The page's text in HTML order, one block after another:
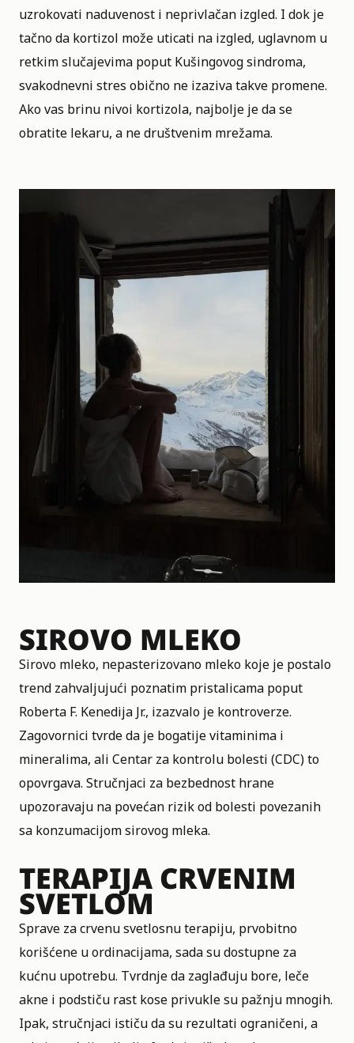
uzrokovati naduvenost i neprivlačan izgled. I dok je
tačno da kortizol može uticati na izgled, uglavnom u
retkim slučajevima poput Kušingovog sindroma,
svakodnevni stres obično ne izaziva takve promene.
Ako vas brinu nivoi kortizola, najbolje je da se
obratite lekaru, a ne društvenim mrežama.
SIROVO MLEKO
Sirovo mleko, nepasterizovano mleko koje je postalo
trend zahvaljujući poznatim pristalicama poput
Roberta F. Kenedija Jr., izazvalo je kontroverze.
Zagovornici tvrde da je bogatije vitaminima i
mineralima, ali Centar za kontrolu bolesti (CDC) to
opovrgava. Stručnjaci za bezbednost hrane
upozoravaju na povećan rizik od bolesti povezanih
sa konzumacijom sirovog mleka.
TERAPIJA CRVENIM
SVETLOM
Sprave za crvenu svetlosnu terapiju, prvobitno
korišćene u ordinacijama, sada su dostupne za
kućnu upotrebu. Tvrdnje da zaglađuju bore, leče
akne i podstiču rast kose privukle su pažnju mnogih.
Ipak, stručnjaci ističu da su rezultati ograničeni, a